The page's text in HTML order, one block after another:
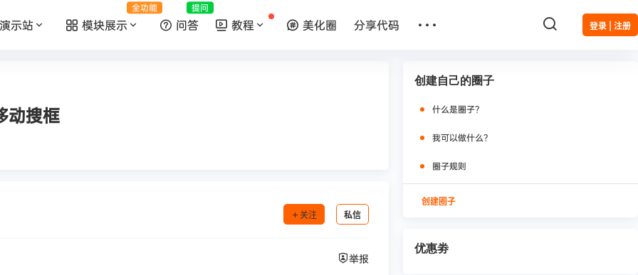
登录 | 注册
演示站 模块展示
全功能
问答
提问
教程 美化圈 分享代码 …
动搜框
关注 私信
举报
创建自己的圈子
什么是圈子？
我可以做什么？
圈子规则
创建圈子
优惠劵